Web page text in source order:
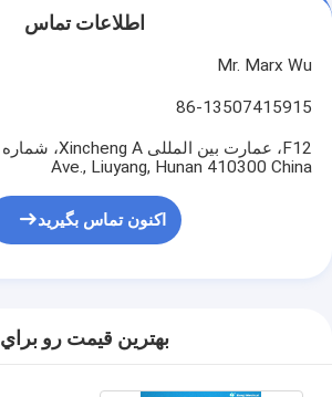
اطلاعات تماس
Mr. Marx Wu
86-13507415915
Ave., Liuyang, Hunan 410300 China
اکنون تماس بگیرید
بهترين قيمت رو براي